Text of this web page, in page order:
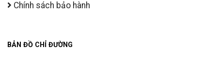
Chính sách bảo hành
BẢN ĐỒ CHỈ ĐƯỜNG